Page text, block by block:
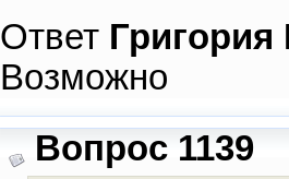
Ответ
Возможно
Вопрос 1139